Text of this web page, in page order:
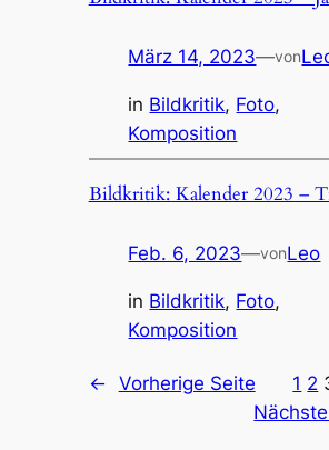
März 14, 2023—von
in Bildkritik, Foto
Komposition
Bildkritik: Kalender 2023 –
Feb. 6, 2023—vonLeo
in Bildkritik, Foto
Komposition
← Vorherige Seite 1 2